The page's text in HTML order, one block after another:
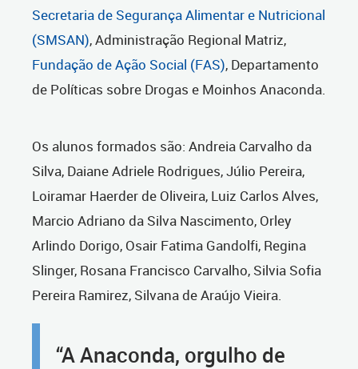
Secretaria de Segurança Alimentar e Nutricional
(SMSAN), Administração Regional Matriz,
Fundação de Ação Social (FAS), Departamento
de Políticas sobre Drogas e Moinhos Anaconda.
Os alunos formados são: Andreia Carvalho da
Silva, Daiane Adriele Rodrigues, Júlio Pereira,
Loiramar Haerder de Oliveira, Luiz Carlos Alves,
Marcio Adriano da Silva Nascimento, Orley
Arlindo Dorigo, Osair Fatima Gandolfi, Regina
Slinger, Rosana Francisco Carvalho, Silvia Sofia
Pereira Ramirez, Silvana de Araújo Vieira.
“A Anaconda, orgulho de